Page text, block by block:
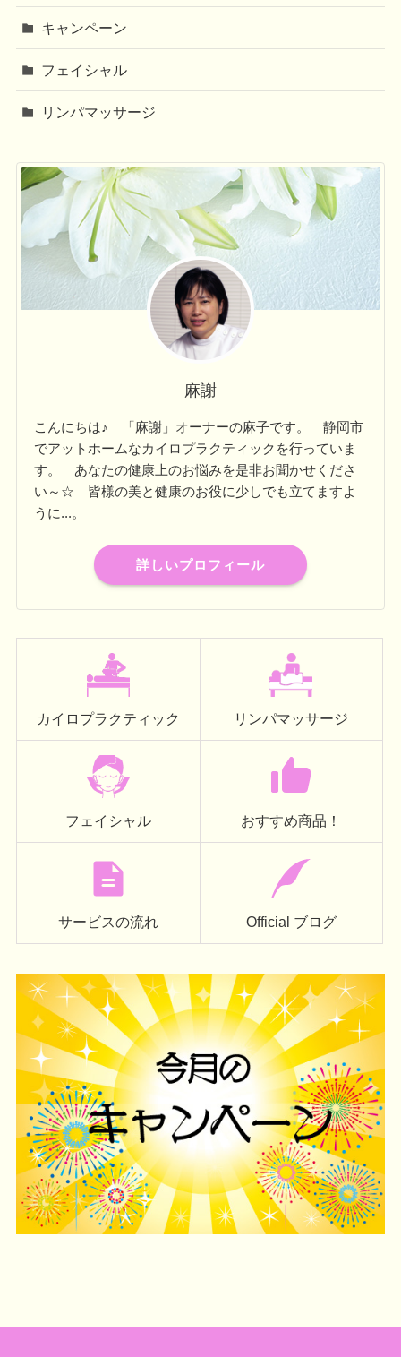
キャンペーン
フェイシャル
リンパマッサージ
麻謝
こんにちは♪ 「麻謝」オーナーの麻子です。 静岡市
でアットホームなカイロプラクティックを行っていま
す。 あなたの健康上のお悩みを是非お聞かせくださ
い～☆ 皆様の美と健康のお役に少しでも立てますよ
うに...。
詳しいプロフィール
カイロプラクティック リンパマッサージ
フェイシャル おすすめ商品！
サービスの流れ Official ブログ